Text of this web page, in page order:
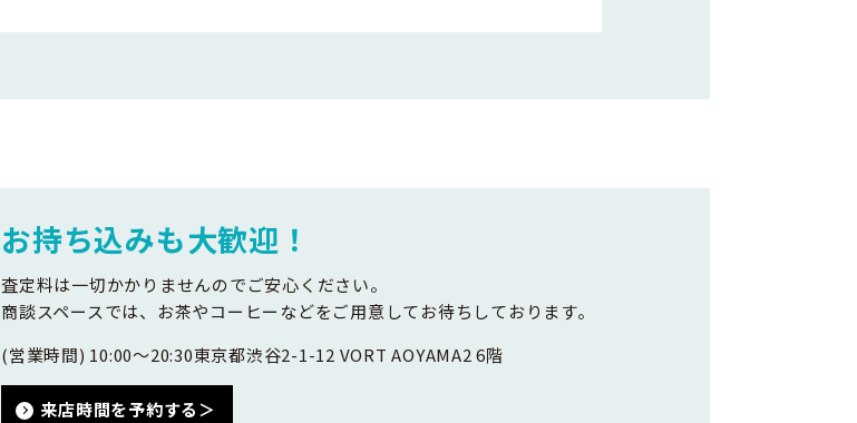
お持ち込みも大歓迎！
査定料は一切かかりませんのでご安心ください。
商談スペースでは、お茶やコーヒーなどをご用意してお待ちしております。
(営業時間) 10:00～20:30東京都渋谷2-1-12 VORT AOYAMA2 6階
来店時間を予約する＞